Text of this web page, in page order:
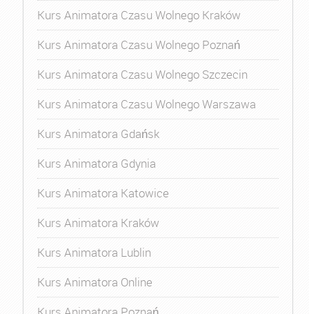
Kurs Animatora Czasu Wolnego Kraków
Kurs Animatora Czasu Wolnego Poznań
Kurs Animatora Czasu Wolnego Szczecin
Kurs Animatora Czasu Wolnego Warszawa
Kurs Animatora Gdańsk
Kurs Animatora Gdynia
Kurs Animatora Katowice
Kurs Animatora Kraków
Kurs Animatora Lublin
Kurs Animatora Online